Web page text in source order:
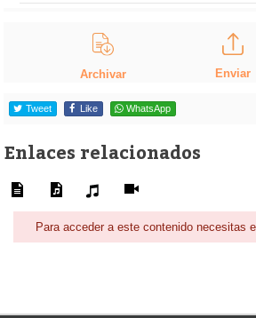
Archivar Enviar
Tweet Like WhatsApp
Enlaces relacionados
Para acceder a este contenido necesitas